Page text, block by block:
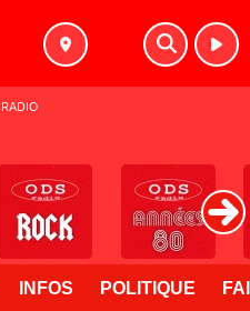
INFOS POLITIQUE